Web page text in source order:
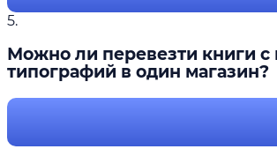
5.
Можно ли перевезти книги с
типографий в один магазин?